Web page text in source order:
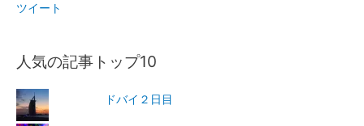
ツイート
人気の記事トップ10
ドバイ２日目